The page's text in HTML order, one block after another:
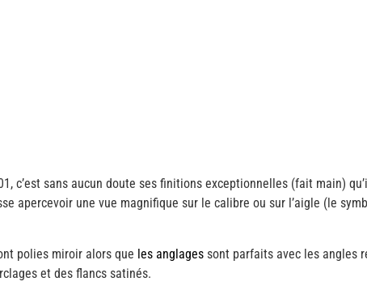
c’est sans aucun doute ses finitions exceptionnelles (fait main)
apercevoir une vue magnifique sur le calibre ou sur l’aigle (le
polies miroir alors que les anglages sont parfaits avec les angles
et des flancs satinés.